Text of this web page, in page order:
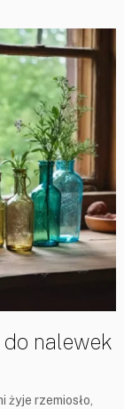
do nalewek
żyje rzemiosło,